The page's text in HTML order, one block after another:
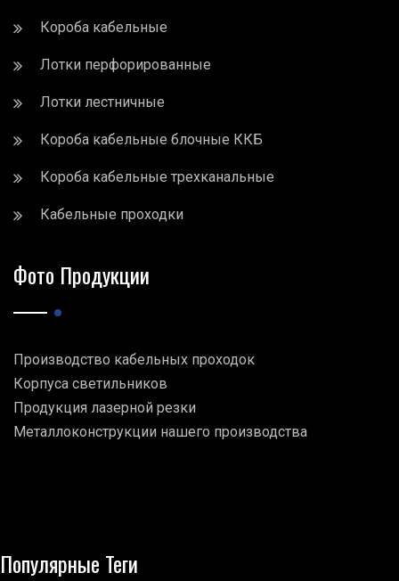
Короба кабельные
Лотки перфорированные
Лотки лестничные
Короба кабельные блочные ККБ
Короба кабельные трехканальные
Кабельные проходки
Фото Продукции
Производство кабельных проходок
Корпуса светильников
Продукция лазерной резки
Металлоконструкции нашего производства
Популярные Теги